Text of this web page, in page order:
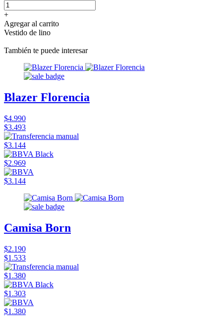
+
Agregar al carrito
Vestido de lino
También te puede interesar
Blazer Florencia
$4.990
$3.493
$3.144
$2.969
$3.144
Camisa Born
$2.190
$1.533
$1.380
$1.303
$1.380